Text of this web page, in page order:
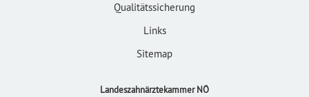
Qualitätssicherung
Links
Sitemap
Landeszahnärztekammer NÖ